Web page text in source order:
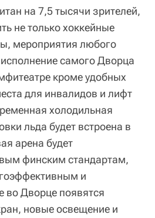
на 7,5 тысячи зрителей,
не только хоккейные
мероприятия любого
самого Дворца
кроме удобных
для инвалидов и лифт
холодильная
льда будет встроена в
арена будет
финским стандартам,
и
во Дворце появятся
новые освещение и